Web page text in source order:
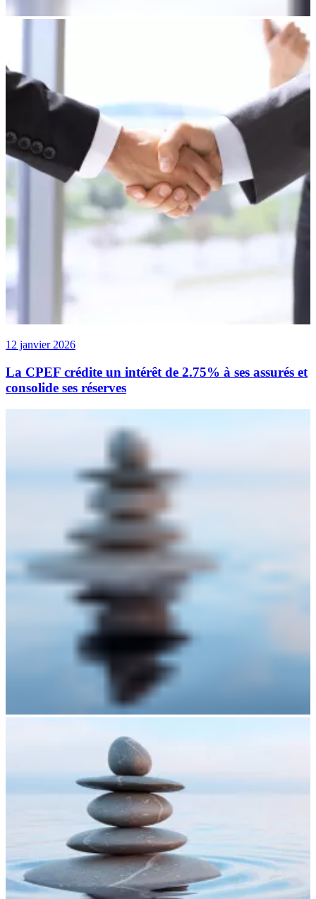
12 janvier 2026
La CPEF crédite un intérêt de 2.75% à ses assurés et
consolide ses réserves